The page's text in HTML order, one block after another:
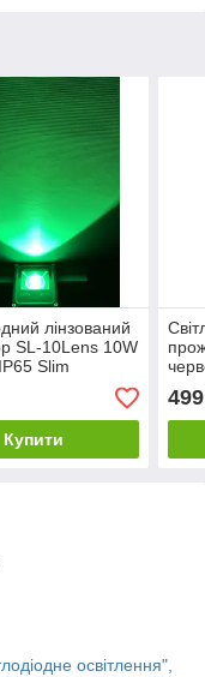
лінзований
SL-10Lens 10W
Slim
Купити
499
освітлення",